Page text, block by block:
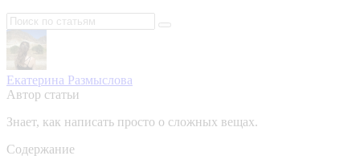
Екатерина Размыслова
Автор статьи
Знает, как написать просто о сложных вещах.
Содержание